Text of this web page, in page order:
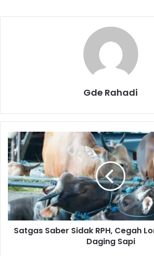
Gde Rahadi
S
a
t
g
a
s
S
a
b
Satgas Saber Sidak RPH, Cegah
Daging Sapi